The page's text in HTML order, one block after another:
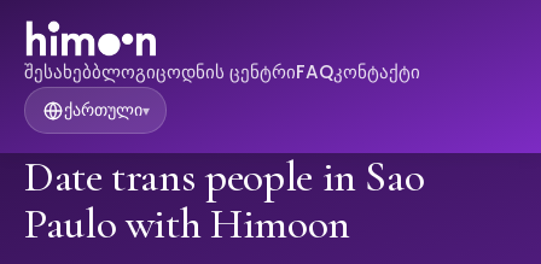
შესახებბლოგიცოდნის ცენტრიFAQკონტაქტი
ქართული▾
Date trans people in Sao
Paulo with Himoon